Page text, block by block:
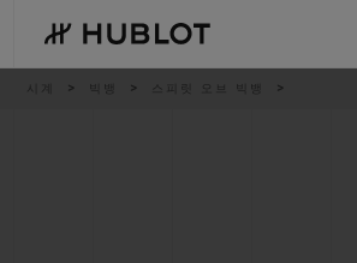
main
content
이시계 빅뱅 스피릿 오브 빅뱅